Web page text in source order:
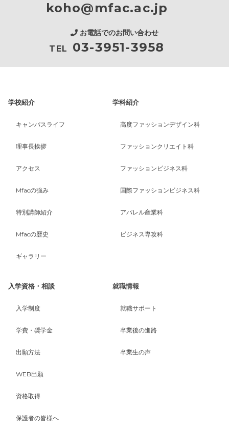
koho@mfac.ac.jp
お電話でのお問い合わせ
TEL 03-3951-3958
学校紹介
キャンパスライフ
理事長挨拶
アクセス
Mfacの強み
特別講師紹介
Mfacの歴史
ギャラリー
学科紹介
高度ファッションデザイン科
ファッションクリエイト科
ファッションビジネス科
国際ファッションビジネス科
アパレル産業科
ビジネス専攻科
入学資格・相談
入学制度
学費・奨学金
出願方法
WEB出願
資格取得
保護者の皆様へ
就職情報
就職サポート
卒業後の進路
卒業生の声